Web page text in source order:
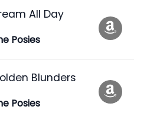
All Day
Posies
Blunders
Posies